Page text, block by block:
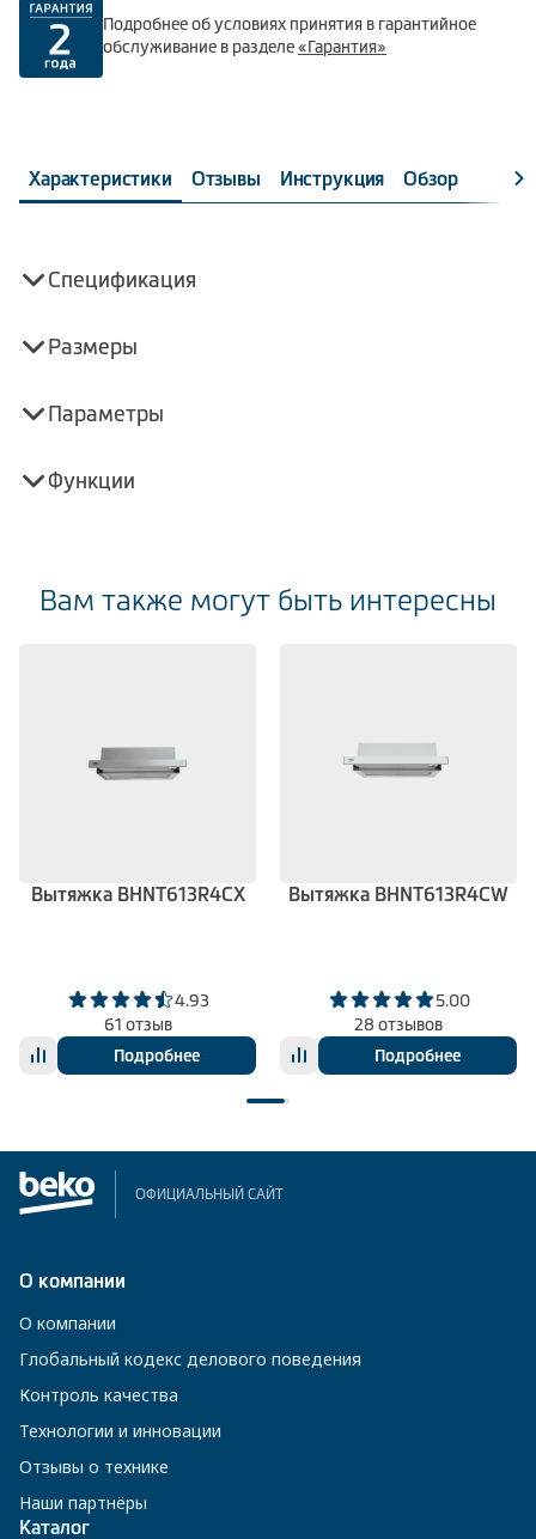
Подробнее об условиях принятия в гарантийное
обслуживание в разделе«Гарантия»
Характеристики Отзывы Инструкция Обзор
Спецификация
Размеры
Параметры
Функции
Вам также могут быть интересны
Вытяжка BHNT613R4CX
4.93
61 отзыв
Подробнее
Вытяжка BHNT613R4CW
5.00
28 отзывов
Подробнее
ОФИЦИАЛЬНЫЙ САЙТ
О компании
О компании
Глобальный кодекс делового поведения
Контроль качества
Технологии и инновации
Отзывы о технике
Наши партнёры
Каталог